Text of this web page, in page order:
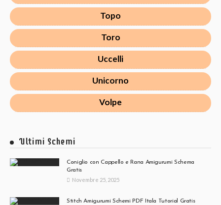
Topo
Toro
Uccelli
Unicorno
Volpe
Ultimi Schemi
Coniglio con Cappello e Rana Amigurumi Schema
Gratis
Novembre 25, 2025
Stitch Amigurumi Schemi PDF Itala Tutorial Gratis